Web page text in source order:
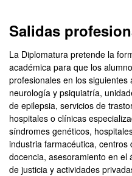
Salidas
La Diplomatura pretende la
académica para que los
profesionales en los
neurología y psiquiatría,
de epilepsia, servicios de
hospitales o clínicas
síndromes genéticos,
industria farmacéutica, centros
docencia, asesoramiento en el
de justicia y actividades